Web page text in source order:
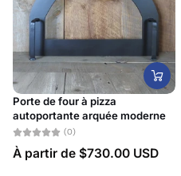
Porte de four à pizza
autoportante arquée moderne
(0)
À partir de $730.00 USD